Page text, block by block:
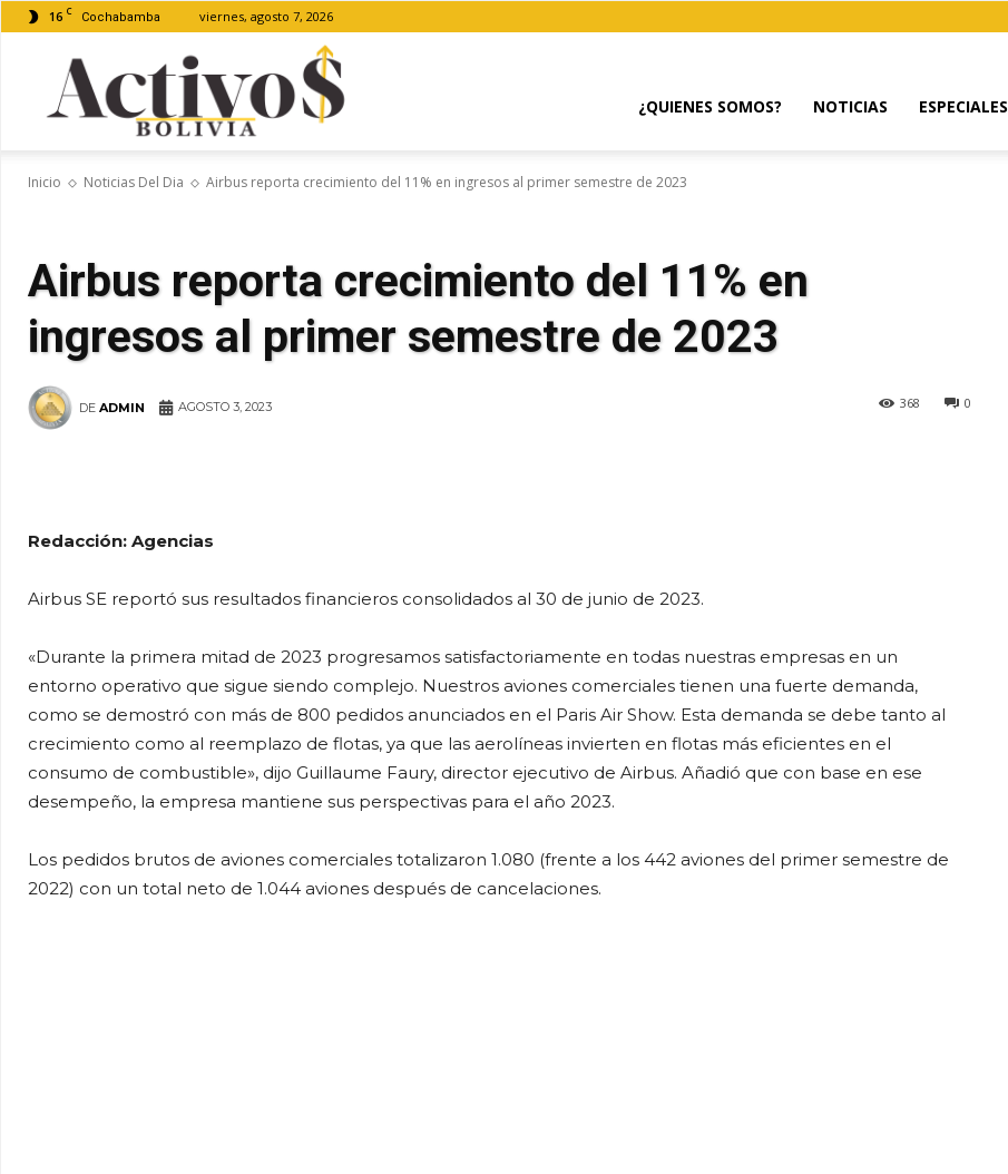
16 C Cochabamba viernes, agosto 7, 2026
¿QUIENES SOMOS? NOTICIAS ESPECIALES
Inicio Noticias Del Dia Airbus reporta crecimiento del 11% en ingresos al primer semestre de 2023
Airbus reporta crecimiento del 11% en
ingresos al primer semestre de 2023
DE ADMIN 0
368
AGOSTO 3, 2023
Redacción: Agencias
Airbus SE reportó sus resultados financieros consolidados al 30 de junio de 2023.
«Durante la primera mitad de 2023 progresamos satisfactoriamente en todas nuestras empresas en un
entorno operativo que sigue siendo complejo. Nuestros aviones comerciales tienen una fuerte demanda,
como se demostró con más de 800 pedidos anunciados en el Paris Air Show. Esta demanda se debe tanto al
crecimiento como al reemplazo de flotas, ya que las aerolíneas invierten en flotas más eficientes en el
consumo de combustible», dijo Guillaume Faury, director ejecutivo de Airbus. Añadió que con base en ese
desempeño, la empresa mantiene sus perspectivas para el año 2023.
Los pedidos brutos de aviones comerciales totalizaron 1.080 (frente a los 442 aviones del primer semestre de
2022) con un total neto de 1.044 aviones después de cancelaciones.